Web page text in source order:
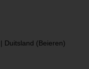
Duitsland (Beieren)